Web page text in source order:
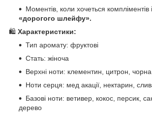
Моментів, коли хочеться компліментів і
«дорогого шлейфу».
🛍️ Характеристики:
Тип аромату: фруктові
Стать: жіноча
Верхні ноти: клементин, цитрон,
Ноти серця: мед акації, нектарин,
Базові ноти: ветивер, кокос, персик,
дерево